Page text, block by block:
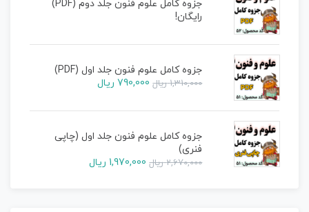
جزوه کامل علوم فنون جلد دوم (PDF)
رایگان!
جزوه کامل علوم فنون جلد اول (PDF)
1,310,000 ریال 790,000 ریال
جزوه کامل علوم فنون جلد اول (چاپی
فنری)
2,670,000 ریال 1,970,000 ریال